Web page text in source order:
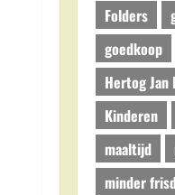
Folders
goedkoop
Hertog Jan
Kinderen
maaltijd
minder